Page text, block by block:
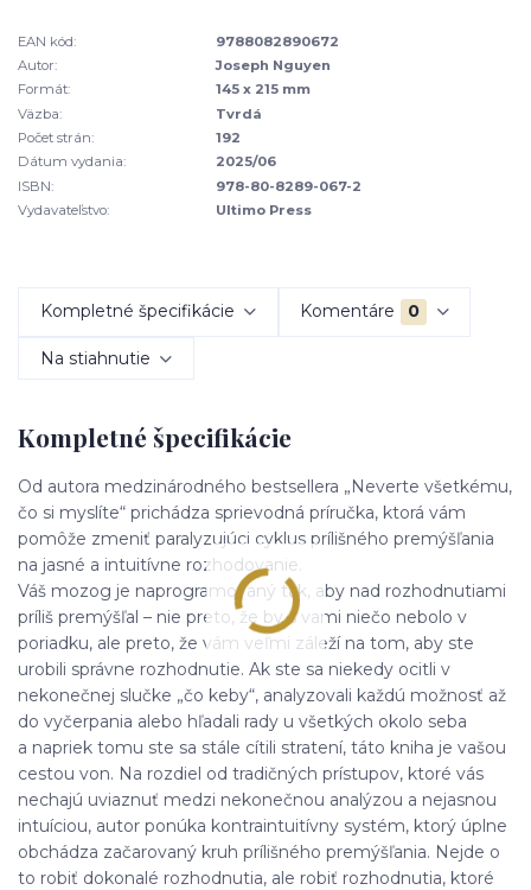
EAN kód:
9788082890672
Autor:
Joseph Nguyen
Formát:
145 x 215 mm
Väzba:
Tvrdá
Počet strán:
192
Dátum vydania:
2025/06
ISBN:
978-80-8289-067-2
Vydavateľstvo:
Ultimo Press
Kompletné špecifikácie Komentáre 0
Na stiahnutie
Kompletné špecifikácie
Od autora medzinárodného bestsellera „Neverte všetkému,
čo si myslíte“ prichádza sprievodná príručka, ktorá vám
pomôže zmeniť paralyzujúci cyklus prílišného premýšľania
na jasné a intuitívne rozhodovanie.
Váš mozog je naprogramovaný tak, aby nad rozhodnutiami
príliš premýšľal – nie preto, že by s vami niečo nebolo v
poriadku, ale preto, že vám veľmi záleží na tom, aby ste
urobili správne rozhodnutie. Ak ste sa niekedy ocitli v
nekonečnej slučke „čo keby“, analyzovali každú možnosť až
do vyčerpania alebo hľadali rady u všetkých okolo seba
a napriek tomu ste sa stále cítili stratení, táto kniha je vašou
cestou von. Na rozdiel od tradičných prístupov, ktoré vás
nechajú uviaznuť medzi nekonečnou analýzou a nejasnou
intuíciou, autor ponúka kontraintuitívny systém, ktorý úplne
obchádza začarovaný kruh prílišného premýšľania. Nejde o
to robiť dokonalé rozhodnutia, ale robiť rozhodnutia, ktoré